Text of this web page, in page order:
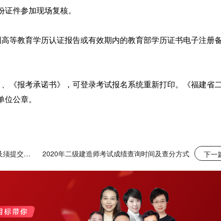
件参加现场复核。
等教育学历认证报告或有效期内的教育部学历证书电子注册
《报考承诺书》，可登录考试报名系统重新打印。《福建省
公章。
2019福建漳州二建考后现场复核时间及须提交材料 2020年二级建造师考试成绩查询时间及查分方式 下一